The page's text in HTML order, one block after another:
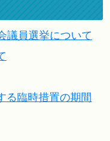
議員選挙について
る臨時措置の期間